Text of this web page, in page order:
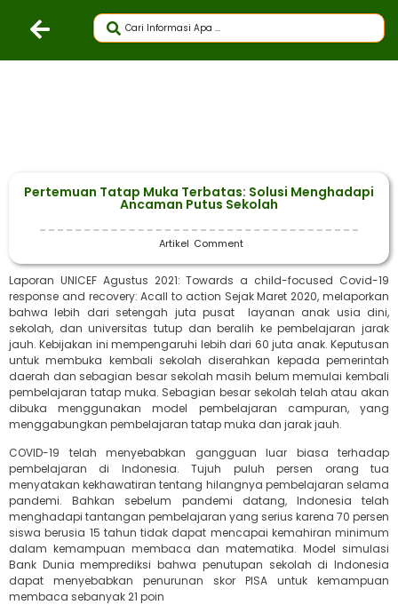
Pertemuan Tatap Muka Terbatas: Solusi Menghadapi
Ancaman Putus Sekolah
Artikel Comment
Laporan UNICEF Agustus 2021: Towards a child-focused Covid-19
response and recovery: Acall to action Sejak Maret 2020, melaporkan
bahwa lebih dari setengah juta pusat layanan anak usia dini,
sekolah, dan universitas tutup dan beralih ke pembelajaran jarak
jauh. Kebijakan ini mempengaruhi lebih dari 60 juta anak. Keputusan
untuk membuka kembali sekolah diserahkan kepada pemerintah
daerah dan sebagian besar sekolah masih belum memulai kembali
pembelajaran tatap muka. Sebagian besar sekolah telah atau akan
dibuka menggunakan model pembelajaran campuran, yang
menggabungkan pembelajaran tatap muka dan jarak jauh.
COVID-19 telah menyebabkan gangguan luar biasa terhadap
pembelajaran di Indonesia. Tujuh puluh persen orang tua
menyatakan kekhawatiran tentang hilangnya pembelajaran selama
pandemi. Bahkan sebelum pandemi datang, Indonesia telah
menghadapi tantangan pembelajaran yang serius karena 70 persen
siswa berusia 15 tahun tidak dapat mencapai kemahiran minimum
dalam kemampuan membaca dan matematika. Model simulasi
Bank Dunia memprediksi bahwa penutupan sekolah di Indonesia
dapat menyebabkan penurunan skor PISA untuk kemampuan
membaca sebanyak 21 poin